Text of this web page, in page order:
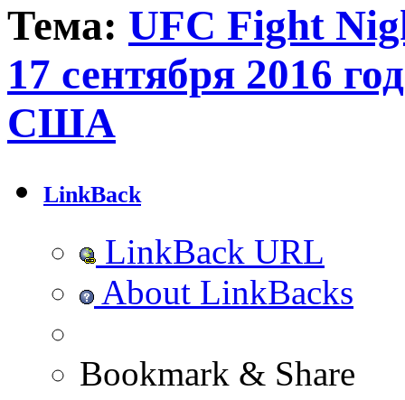
Тема: UFC Fight
17 сентября 2016
США
LinkBack
LinkBack URL
About LinkBacks
Bookmark & Share